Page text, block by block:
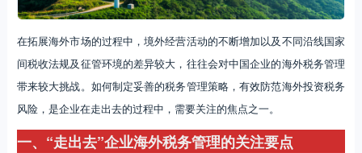
在拓展海外市场的过程中，境外经营活动的不断增加以及不同沿线国家
间税收法规及征管环境的差异较大，往往会对中国企业的海外税务管理
带来较大挑战。如何制定妥善的税务管理策略，有效防范海外投资税务
风险，是企业在走出去的过程中，需要关注的焦点之一。
一、“走出去”企业海外税务管理的关注要点